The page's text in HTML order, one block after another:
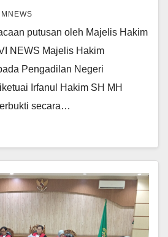
putusan oleh Majelis Hakim
NEWS Majelis Hakim
Pengadilan Negeri
Irfanul Hakim SH MH
secara…